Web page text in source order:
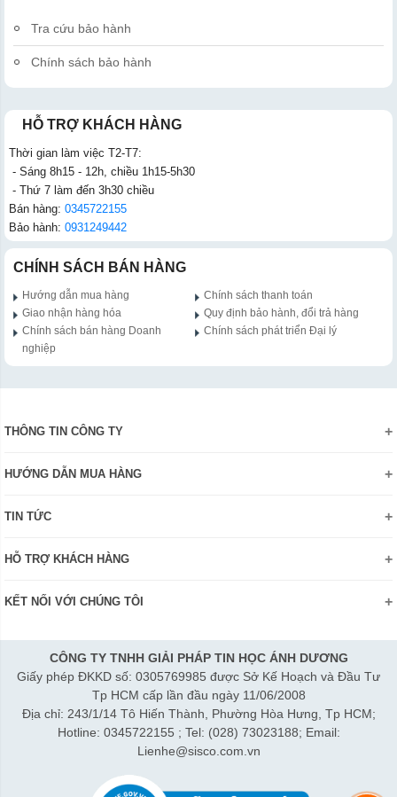
Tra cứu bảo hành
Chính sách bảo hành
HỖ TRỢ KHÁCH HÀNG
Thời gian làm việc T2-T7:
- Sáng 8h15 - 12h, chiều 1h15-5h30
- Thứ 7 làm đến 3h30 chiều
Bán hàng: 0345722155
Bảo hành: 0931249442
CHÍNH SÁCH BÁN HÀNG
Hướng dẫn mua hàng
Chính sách thanh toán
Giao nhận hàng hóa
Quy định bảo hành, đổi trả hàng
Chính sách bán hàng Doanh
nghiệp
Chính sách phát triển Đại lý
THÔNG TIN CÔNG TY
Chính sách bảo mật thông tin
HƯỚNG DẪN MUA HÀNG
Thanh toán và giao hàng
Hướng dẫn đăng ký tài khoản
Kiểm tra tình trạng đơn hàng
TIN TỨC
Review sản phẩm
HỖ TRỢ KHÁCH HÀNG
Bán hàng: 0345 722155
Hợp tác: LienHe@sisco.com.vn
Thời gian làm việc từ Thứ 2- Thứ 7:
Sáng 8h15-12h; Chiều 1h15-5h30
Thứ 7 làm đến 3h30 chiều.
KẾT NỐI VỚI CHÚNG TÔI
CÔNG TY TNHH GIẢI PHÁP TIN HỌC ÁNH DƯƠNG
Giấy phép ĐKKD số: 0305769985 được Sở Kế Hoạch và Đầu Tư
Tp HCM cấp lần đầu ngày 11/06/2008
Địa chỉ: 243/1/14 Tô Hiến Thành, Phường Hòa Hưng, Tp HCM;
Hotline: 0345722155 ; Tel: (028) 73023188; Email:
Lienhe@sisco.com.vn